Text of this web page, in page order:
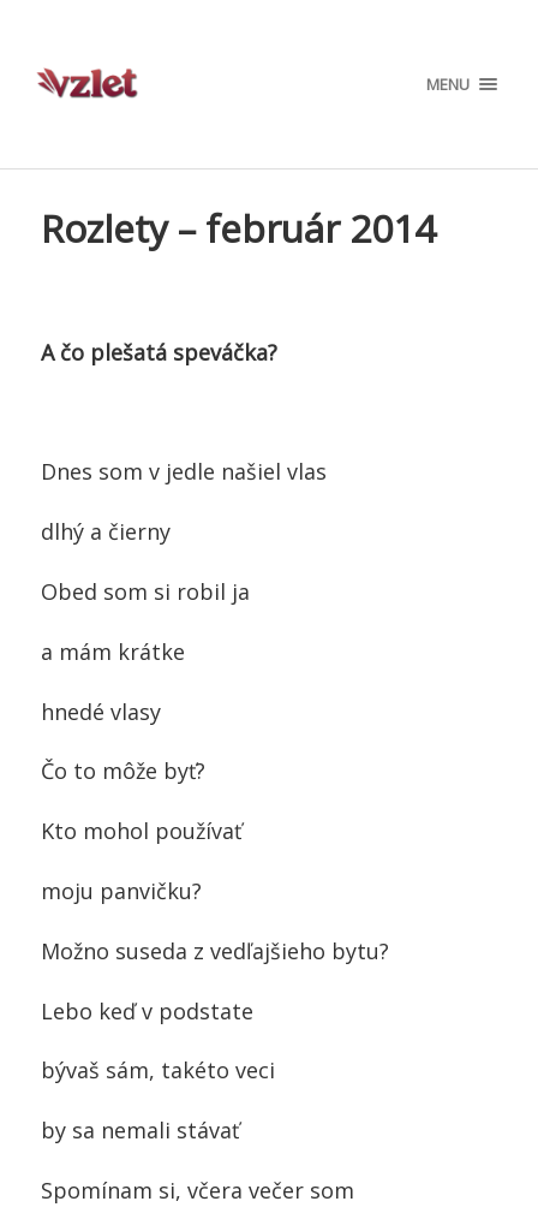
MENU
Rozlety – február 2014
A čo plešatá speváčka?
Dnes som v jedle našiel vlas
dlhý a čierny
Obed som si robil ja
a mám krátke
hnedé vlasy
Čo to môže byť?
Kto mohol používať
moju panvičku?
Možno suseda z vedľajšieho bytu?
Lebo keď v podstate
bývaš sám, takéto veci
by sa nemali stávať
Spomínam si, včera večer som